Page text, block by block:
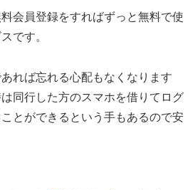
会員登録をすればずっと無料で使
です。
れば忘れる心配もなくなります
同行した方のスマホを借りてログ
とができるという手もあるので安